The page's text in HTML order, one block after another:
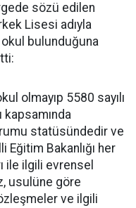
sözü edilen
Lisesi adıyla
bulunduğuna
olmayıp 5580 sayılı
kapsamında
statüsündedir ve
Bakanlığı her
ile ilgili evrensel
usulüne göre
ve ilgili